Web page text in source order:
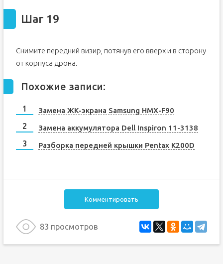
Шаг 19
Снимите передний визир, потянув его вверх и в сторону
от корпуса дрона.
Похожие записи:
Замена ЖК-экрана Samsung HMX-F90
Замена аккумулятора Dell Inspiron 11-3138
Разборка передней крышки Pentax K200D
Комментировать
83 просмотров